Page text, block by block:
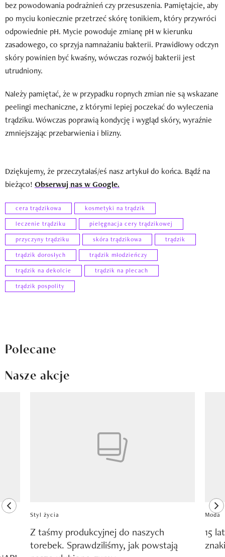
bez powodowania podrażnień czy przesuszenia. Pamiętajcie, aby
po myciu koniecznie przetrzeć skórę tonikiem, który przywróci
odpowiednie pH. Mycie powoduje zmianę pH w kierunku
zasadowego, co sprzyja namnażaniu bakterii. Prawidłowy odczyn
skóry powinien być kwaśny, wówczas rozwój bakterii jest
utrudniony.
Należy pamiętać, że w przypadku ropnych zmian nie są wskazane
peelingi mechaniczne, z którymi lepiej poczekać do wyleczenia
trądziku. Wówczas poprawią kondycję i wygląd skóry, wyraźnie
zmniejszając przebarwienia i blizny.
Dziękujemy, że przeczytałaś/eś nasz artykuł do końca. Bądź na
bieżąco! Obserwuj nas w Google.
cera trądzikowa
kosmetyki na trądzik
leczenie trądziku
pielęgnacja cery trądzikowej
przyczyny trądziku
skóra trądzikowa
trądzik
trądzik dorosłych
trądzik młodzieńczy
trądzik na dekolcie
trądzik na plecach
trądzik pospolity
Polecane
Nasze akcje
previous element
Styl życia
Z taśmy produkcyjnej do naszych
torebek. Sprawdziliśmy, jak powstają
Moda
15